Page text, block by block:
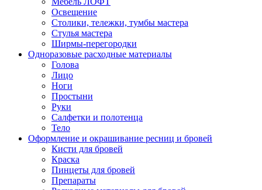
Освещение
Столики, тележки, тумбы мастера
Стулья мастера
Ширмы-перегородки
Одноразовые расходные материалы
Голова
Лицо
Ноги
Простыни
Руки
Салфетки и полотенца
Тело
Оформление и окрашивание ресниц и бровей
Кисти для бровей
Краска
Пинцеты для бровей
Препараты